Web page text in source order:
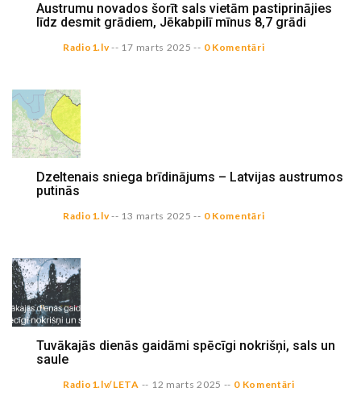
Austrumu novados šorīt sals vietām pastiprinājies
līdz desmit grādiem, Jēkabpilī mīnus 8,7 grādi
Radio1.lv-- 17 marts 2025 -- 0 Komentāri
Dzeltenais sniega brīdinājums – Latvijas austrumos
putinās
Radio1.lv-- 13 marts 2025 -- 0 Komentāri
Tuvākajās dienās gaidāmi spēcīgi nokrišņi, sals un
saule
Radio1.lv/LETA -- 12 marts 2025 -- 0 Komentāri